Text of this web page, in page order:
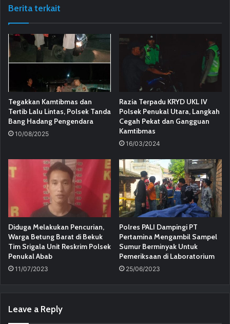
Berita terkait
Tegakkan Kamtibmas dan
Tertib Lalu Lintas, Polsek Tanda
Bang Hadang Pengendara
10/08/2025
Razia Terpadu KRYD UKL IV
Polsek Penukal Utara, Langkah
Cegah Pekat dan Gangguan
Kamtibmas
16/03/2024
Diduga Melakukan Pencurian,
Warga Betung Barat di Bekuk
Tim Srigala Unit Reskrim Polsek
Penukal Abab
11/07/2023
Polres PALI Dampingi PT
Pertamina Mengambil Sampel
Sumur Berminyak Untuk
Pemeriksaan di Laboratorium
25/06/2023
Leave a Reply